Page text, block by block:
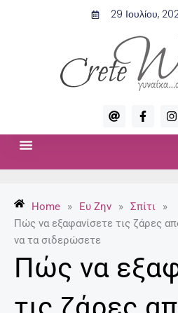
29 Ιουλίου,
A
t
F
a
c
f
I
n
s
Home » Ευ Ζην » Σπίτι
»
Πώς να εξαφανίσετε τις ζάρες
να τα σιδερώσετε
Πώς να